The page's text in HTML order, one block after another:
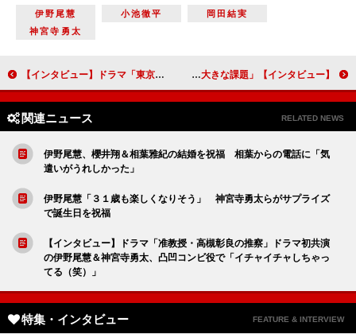
伊野尾慧 小池徹平
岡田結実
神宮寺勇太
【インタビュー】ドラマ「東京、愛だの、恋だの」主演・松本まりか「うまくいかなくてつらくても、愛や恋に悩む人生の方が楽しい」 【インタビュー】ミュージカル「フィスト・オブ・ノーススター～北斗の拳～」大貫勇輔「いかにリアルにケンシロウを存在させられるかが大きな課題」
関連ニュース RELATED NEWS
伊野尾慧、櫻井翔＆相葉雅紀の結婚を祝福 相葉からの電話に「気
遣いがうれしかった」
伊野尾慧「３１歳も楽しくなりそう」 神宮寺勇太らがサプライズ
で誕生日を祝福
【インタビュー】ドラマ「准教授・高槻彰良の推察」ドラマ初共演
の伊野尾慧＆神宮寺勇太、凸凹コンビ役で「イチャイチャしちゃっ
てる（笑）」
特集・インタビュー FEATURE & INTERVIEW